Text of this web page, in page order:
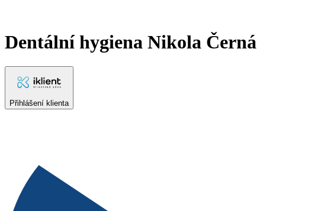
Dentální hygiena Nikola Černá
Přihlášení klienta